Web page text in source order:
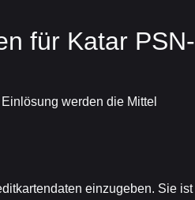
für Katar PSN-
werden die Mittel
einzugeben. Sie ist